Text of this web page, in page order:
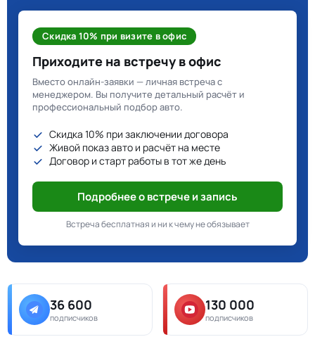
Скидка 10% при визите в офис
Приходите на встречу в офис
Вместо онлайн-заявки — личная встреча с
менеджером. Вы получите детальный расчёт и
профессиональный подбор авто.
Скидка 10% при заключении договора
Живой показ авто и расчёт на месте
Договор и старт работы в тот же день
Подробнее о встрече и запись
Встреча бесплатная и ни к чему не обязывает
36 600
подписчиков
130 000
подписчиков